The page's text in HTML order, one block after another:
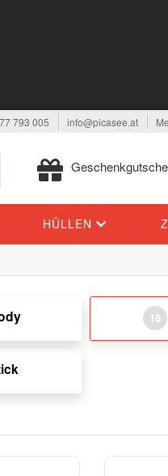
793 005 info@picasee.at
HÜLLEN
18